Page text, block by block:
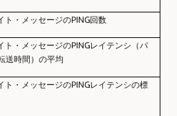
ト・メッセージのPING回数
ト・メッセージのPINGレイテンシ（パ
送時間）の平均
ト・メッセージのPINGレイテンシの標